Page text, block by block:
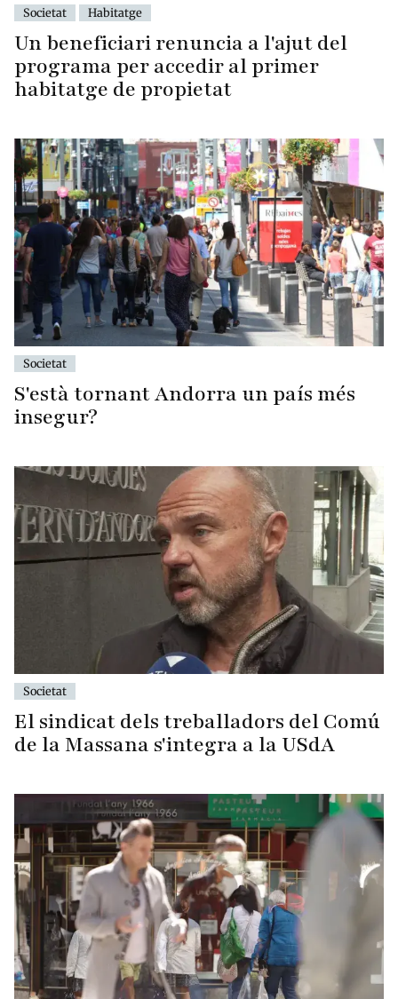
Societat Habitatge
Un beneficiari renuncia a l'ajut del
programa per accedir al primer
habitatge de propietat
Societat
S'està tornant Andorra un país més
insegur?
Societat
El sindicat dels treballadors del Comú
de la Massana s'integra a la USdA